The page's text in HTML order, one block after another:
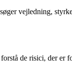
vejledning,
de risici, der er